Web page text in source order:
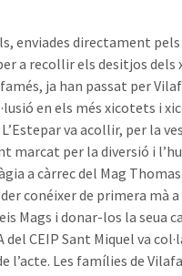
enviades directament pels
a recollir els desitjos dels
ja han passat per
en els més xicotets i
va acollir, per la
marcat per la diversió i
a càrrec del Mag
conéixer de primera mà a
Mags i donar-los la seua
del CEIP Sant Miquel va
l’acte. Les famílies de